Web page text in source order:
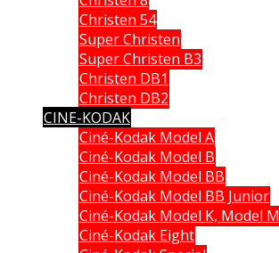
Christen 54
Super Christen
Super Christen B3
Christen DB1
Christen DB2
CINE-KODAK
Ciné-Kodak Model A
Ciné-Kodak Model B
Ciné-Kodak Model BB
Ciné-Kodak Model BB Junior
Ciné-Kodak Model K, Model M
Ciné-Kodak Eight